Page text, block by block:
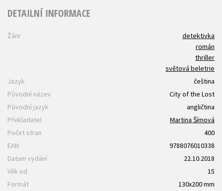
DETAILNÍ INFORMACE
Žánr
detektivka
román
thriller
světová beletrie
Jazyk
čeština
Původní název
City of the Lost
Původní jazyk
angličtina
Překladatel
Martina Šímová
Počet stran
400
EAN
9788076010338
Datum vydání
22.10.2018
Věk od
15
Formát
130x200 mm